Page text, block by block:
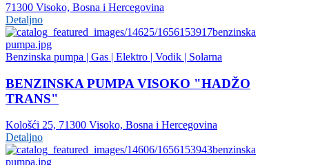
71300 Visoko, Bosna i Hercegovina
Detaljno
Benzinska pumpa | Gas | Elektro | Vodik | Solarna
BENZINSKA PUMPA VISOKO "HADŽO
TRANS"
Kološći 25, 71300 Visoko, Bosna i Hercegovina
Detaljno